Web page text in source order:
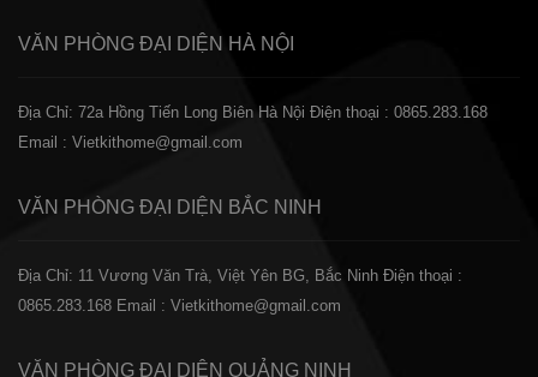
VĂN PHÒNG ĐẠI DIỆN HÀ NỘI
Địa Chỉ: 72a Hồng Tiến Long Biên Hà Nội Điện thoại : 0865.283.168
Email : Vietkithome@gmail.com
VĂN PHÒNG ĐẠI DIỆN BẮC NINH
Địa Chỉ: 11 Vương Văn Trà, Việt Yên BG, Bắc Ninh Điện thoại :
0865.283.168 Email : Vietkithome@gmail.com
VĂN PHÒNG ĐẠI DIỆN QUẢNG NINH